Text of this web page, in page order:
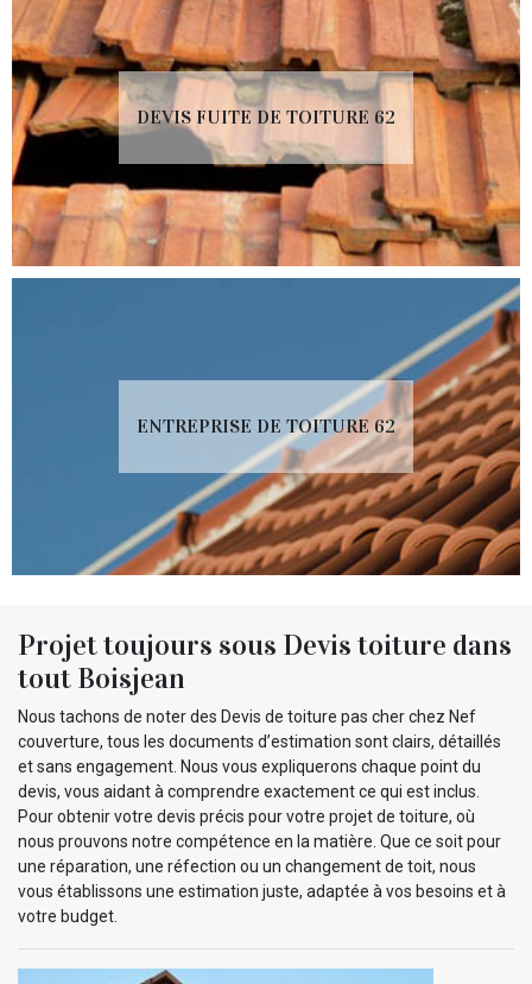
DEVIS FUITE DE TOITURE 62
ENTREPRISE DE TOITURE 62
Projet toujours sous Devis toiture dans
tout Boisjean
Nous tachons de noter des Devis de toiture pas cher chez Nef
couverture, tous les documents d’estimation sont clairs, détaillés
et sans engagement. Nous vous expliquerons chaque point du
devis, vous aidant à comprendre exactement ce qui est inclus.
Pour obtenir votre devis précis pour votre projet de toiture, où
nous prouvons notre compétence en la matière. Que ce soit pour
une réparation, une réfection ou un changement de toit, nous
vous établissons une estimation juste, adaptée à vos besoins et à
votre budget.